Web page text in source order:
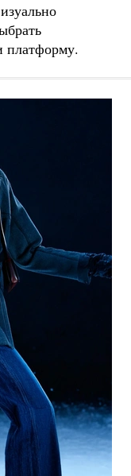
платформу.